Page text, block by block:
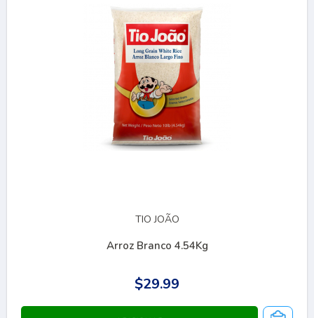
TIO JOÃO
Arroz Branco 4.54Kg
$29.99